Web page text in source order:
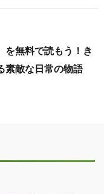
を無料で読もう！き
素敵な日常の物語